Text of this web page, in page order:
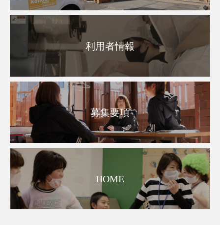
利用者情報
募集要項
HOME